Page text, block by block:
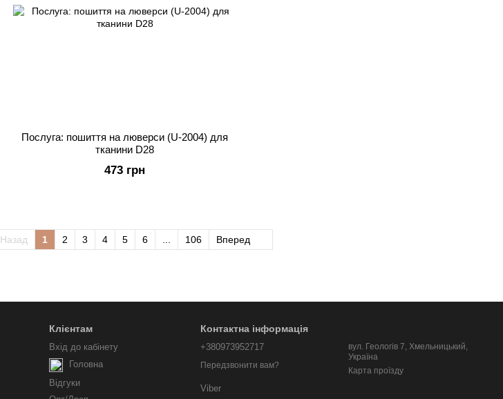
Послуга: пошиття на люверси (U-2004) для
тканини D28
473 грн
Назад 1 2 3 4 5 6 106 Вперед
Клієнтам
Вхід до кабінету
Головна
Відгуки
Контактна інформація
+380973952717
Передзвонити вам?
Viber
вул. Геологів 7, Хмельницький,
Україна
Карта проїзду